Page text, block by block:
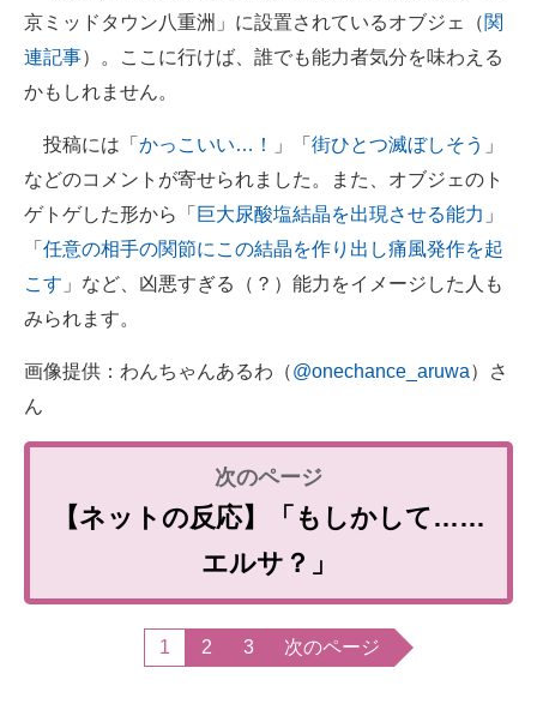
京ミッドタウン八重洲」に設置されているオブジェ（関
連記事）。ここに行けば、誰でも能力者気分を味わえる
かもしれません。
投稿には「 かっこいい…！ 」「 街ひとつ滅ぼしそう 」
などのコメントが寄せられました。また、オブジェのト
ゲトゲした形から「 巨大尿酸塩結晶を出現させる能力 」
「 任意の相手の関節にこの結晶を作り出し痛風発作を起
こす 」など、凶悪すぎる（？）能力をイメージした人も
みられます。
画像提供：わんちゃんあるわ（@onechance_aruwa）さ
ん
【ネットの反応】「もしかして……
エルサ？」
1 2 3 次のページ